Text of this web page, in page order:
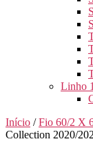
Linho
Início /Fio 60/2 X
Collection 2020/